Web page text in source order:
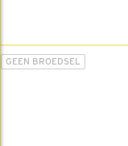
GEEN BROEDSEL